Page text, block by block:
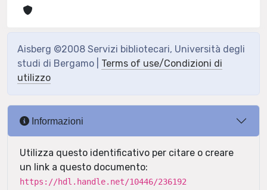
Aisberg ©2008 Servizi bibliotecari, Università degli
studi di Bergamo | Terms of use/Condizioni di
utilizzo
Informazioni
Utilizza questo identificativo per citare o creare
un link a questo documento:
https://hdl.handle.net/10446/236192